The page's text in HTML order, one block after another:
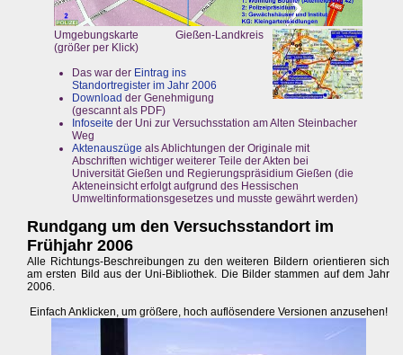
Umgebungskarte Gießen-Landkreis
(größer per Klick)
Das war der Eintrag ins
Standortregister im Jahr 2006
Download der Genehmigung
(gescannt als PDF)
Infoseite der Uni zur Versuchsstation am Alten Steinbacher
Weg
Aktenauszüge als Ablichtungen der Originale mit
Abschriften wichtiger weiterer Teile der Akten bei
Universität Gießen und Regierungspräsidium Gießen (die
Akteneinsicht erfolgt aufgrund des Hessischen
Umweltinformationsgesetzes und musste gewährt werden)
Rundgang um den Versuchsstandort im
Frühjahr 2006
Alle Richtungs-Beschreibungen zu den weiteren Bildern orientieren sich
am ersten Bild aus der Uni-Bibliothek. Die Bilder stammen auf dem Jahr
2006.
Einfach Anklicken, um größere, hoch auflösendere Versionen anzusehen!